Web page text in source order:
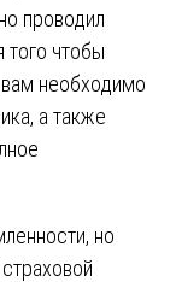
проводил
того чтобы
необходимо
а также
но